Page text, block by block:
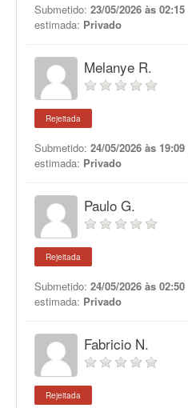
Submetido: 23/05/2026 às 02:15
estimada: Privado
Melanye R.
Rejeitada
Submetido: 24/05/2026 às 19:09
estimada: Privado
Paulo G.
Rejeitada
Submetido: 24/05/2026 às 02:50
estimada: Privado
Fabricio N.
Rejeitada